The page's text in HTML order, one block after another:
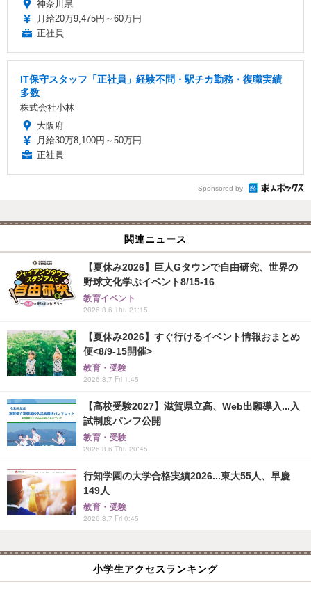
神奈川県
月給20万9,475円～60万円
正社員
IT保守スタッフ「正社員」経験不問・駅チカ勤務・復職実績
多数
株式会社小林
大阪府
月給30万8,100円～50万円
正社員
Sponsored by
関連ニュース
【夏休み2026】巨人Gタウンで自由研究、世界の
野球文化学ぶイベント8/15-16
教育イベント
2026.8.6 Thu 21:15
【夏休み2026】すぐ行けるイベント情報おまとめ
便<8/9-15開催>
教育・受験
2026.8.7 Fri 1:45
【高校受験2027】滋賀県立高、Web出願導入...入
試制度パンフ公開
教育・受験
2026.8.6 Thu 20:45
行知学園の大学合格実績2026...東大55人、早慶
149人
教育・受験
2026.8.7 Fri 0:45
小学生アクセスランキング